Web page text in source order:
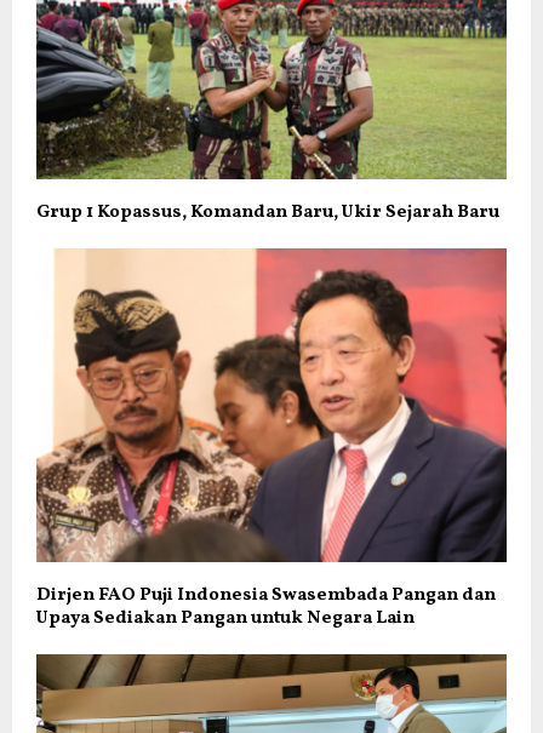
Grup 1 Kopassus, Komandan Baru, Ukir Sejarah Baru
Dirjen FAO Puji Indonesia Swasembada Pangan dan
Upaya Sediakan Pangan untuk Negara Lain